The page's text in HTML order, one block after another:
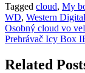
Tagged cloud, My
WD, Western Digital
Navigácia
v
článku
Osobný cloud vo
Prehrávač Icy Box
Related